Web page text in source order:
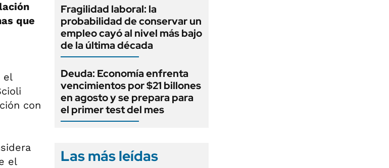
que
el
con
el
Fragilidad laboral: la
probabilidad de conservar un
empleo cayó al nivel más bajo
de la última década
Deuda: Economía enfrenta
vencimientos por $21 billones
en agosto y se prepara para
el primer test del mes
Las más leídas